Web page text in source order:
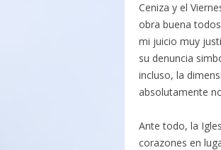
Ceniza y el
obra buena
mi juicio muy
su denuncia
incluso, la
absolutamente
Ante todo, la
corazones en